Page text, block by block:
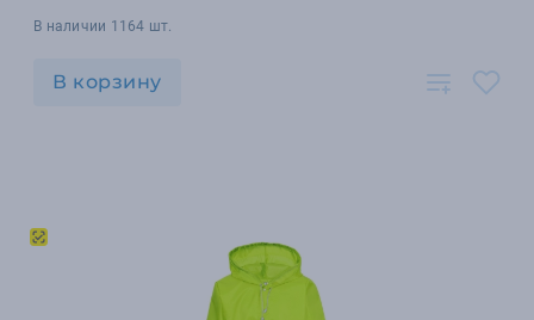
В наличии 1164 шт.
В корзину